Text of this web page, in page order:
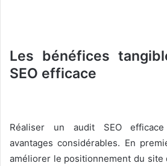
Les bénéfices
SEO efficace
Réaliser un audit SEO
avantages considérables. En
améliorer le positionnement du site